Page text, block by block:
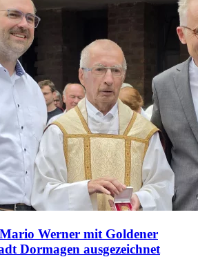
Werner mit Goldener
Dormagen ausgezeichnet